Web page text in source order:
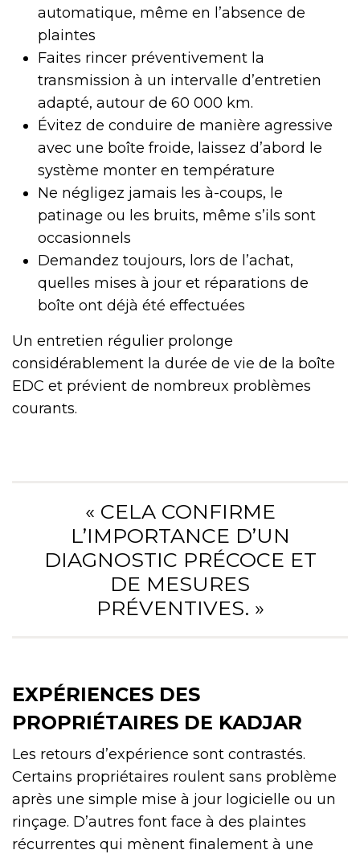
automatique, même en l’absence de
plaintes
Faites rincer préventivement la
transmission à un intervalle d’entretien
adapté, autour de 60 000 km.
Évitez de conduire de manière agressive
avec une boîte froide, laissez d’abord le
système monter en température
Ne négligez jamais les à-coups, le
patinage ou les bruits, même s’ils sont
occasionnels
Demandez toujours, lors de l’achat,
quelles mises à jour et réparations de
boîte ont déjà été effectuées
Un entretien régulier prolonge
considérablement la durée de vie de la boîte
EDC et prévient de nombreux problèmes
courants.
« CELA CONFIRME
L’IMPORTANCE D’UN
DIAGNOSTIC PRÉCOCE ET
DE MESURES
PRÉVENTIVES. »
EXPÉRIENCES DES
PROPRIÉTAIRES DE KADJAR
Les retours d’expérience sont contrastés.
Certains propriétaires roulent sans problème
après une simple mise à jour logicielle ou un
rinçage. D’autres font face à des plaintes
récurrentes qui mènent finalement à une